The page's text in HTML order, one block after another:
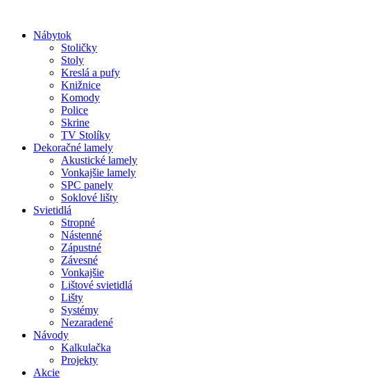
obsah
Nábytok
Stoličky
Stoly
Kreslá a pufy
Knižnice
Komody
Police
Skrine
TV Stolíky
Dekoračné lamely
Akustické lamely
Vonkajšie lamely
SPC panely
Soklové lišty
Svietidlá
Stropné
Nástenné
Zápustné
Závesné
Vonkajšie
Lištové svietidlá
Lišty
Systémy
Nezaradené
Návody
Kalkulačka
Projekty
Akcie